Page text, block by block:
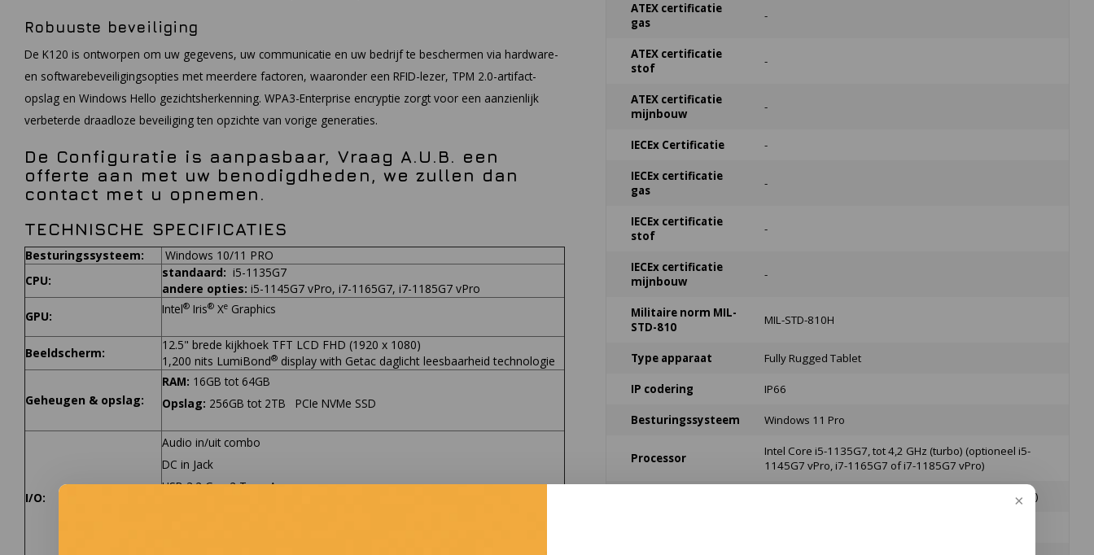
Robuuste beveiliging
De K120 is ontworpen om uw gegevens, uw communicatie en uw bedrijf te beschermen via hardware-
en softwarebeveiligingsopties met meerdere factoren, waaronder een RFID-lezer, TPM 2.0-artifact-
opslag en Windows Hello gezichtsherkenning. WPA3-Enterprise encryptie zorgt voor een aanzienlijk
verbeterde draadloze beveiliging ten opzichte van vorige generaties.
De Configuratie is aanpasbaar, Vraag A.U.B. een
offerte aan met uw benodigdheden, we zullen dan
contact met u opnemen.
TECHNISCHE SPECIFICATIES
Besturingssysteem:
Windows 10/11 PRO
CPU:
standaard: i5-1135G7
andere opties: i5-1145G7 vPro, i7-1165G7, i7-1185G7 vPro
GPU:
Intel® Iris® Xe Graphics
Beeldscherm:
12.5" brede kijkhoek TFT LCD FHD (1920 x 1080)
1,200 nits LumiBond® display with Getac daglicht leesbaarheid technologie
Geheugen & opslag:
RAM: 16GB tot 64GB
Opslag: 256GB tot 2TB PCIe NVMe SSD
I/O:
Audio in/uit combo
DC in Jack
USB 3.2 Gen 2 Type-A
ATEX certificatie
gas
-
ATEX certificatie
stof
-
ATEX certificatie
mijnbouw
-
IECEx Certificatie -
IECEx certificatie
gas
-
IECEx certificatie
stof
-
IECEx certificatie
mijnbouw
-
Militaire norm MIL-
STD-810
MIL-STD-810H
Type apparaat Fully Rugged Tablet
IP codering IP66
Besturingssysteem Windows 11 Pro
Processor
Intel Core i5-1135G7, tot 4,2 GHz (turbo) (optioneel i5-
1145G7 vPro, i7-1165G7 of i7-1185G7 vPro)
256 GB PCIe NVMe SSD (optioneel 512 GB, 1 TB of 2 TB)